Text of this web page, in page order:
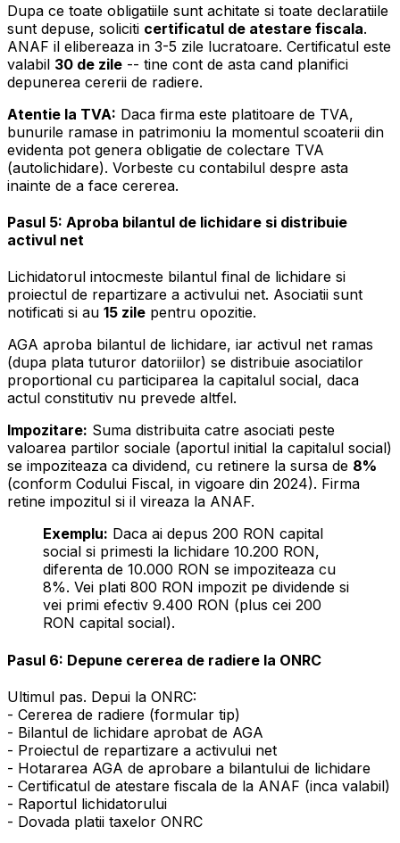
Dupa ce toate obligatiile sunt achitate si toate declaratiile
sunt depuse, soliciti certificatul de atestare fiscala.
ANAF il elibereaza in 3-5 zile lucratoare. Certificatul este
valabil 30 de zile -- tine cont de asta cand planifici
depunerea cererii de radiere.
Atentie la TVA: Daca firma este platitoare de TVA,
bunurile ramase in patrimoniu la momentul scoaterii din
evidenta pot genera obligatie de colectare TVA
(autolichidare). Vorbeste cu contabilul despre asta
inainte de a face cererea.
Pasul 5: Aproba bilantul de lichidare si distribuie
activul net
Lichidatorul intocmeste bilantul final de lichidare si
proiectul de repartizare a activului net. Asociatii sunt
notificati si au 15 zile pentru opozitie.
AGA aproba bilantul de lichidare, iar activul net ramas
(dupa plata tuturor datoriilor) se distribuie asociatilor
proportional cu participarea la capitalul social, daca
actul constitutiv nu prevede altfel.
Impozitare: Suma distribuita catre asociati peste
valoarea partilor sociale (aportul initial la capitalul social)
se impoziteaza ca dividend, cu retinere la sursa de 8%
(conform Codului Fiscal, in vigoare din 2024). Firma
retine impozitul si il vireaza la ANAF.
Exemplu: Daca ai depus 200 RON capital
social si primesti la lichidare 10.200 RON,
diferenta de 10.000 RON se impoziteaza cu
8%. Vei plati 800 RON impozit pe dividende si
vei primi efectiv 9.400 RON (plus cei 200
RON capital social).
Pasul 6: Depune cererea de radiere la ONRC
Ultimul pas. Depui la ONRC:
- Cererea de radiere (formular tip)
- Bilantul de lichidare aprobat de AGA
- Proiectul de repartizare a activului net
- Hotararea AGA de aprobare a bilantului de lichidare
- Certificatul de atestare fiscala de la ANAF (inca valabil)
- Raportul lichidatorului
- Dovada platii taxelor ONRC